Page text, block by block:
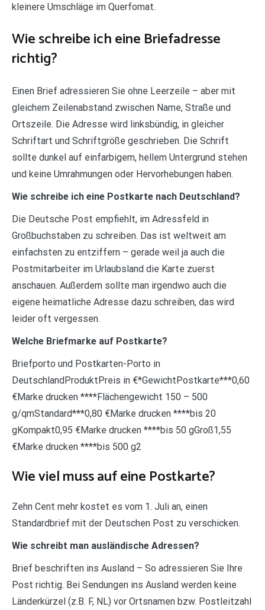
kleinere Umschläge im Querfomat.
Wie schreibe ich eine Briefadresse
richtig?
Einen Brief adressieren Sie ohne Leerzeile – aber mit
gleichem Zeilenabstand zwischen Name, Straße und
Ortszeile. Die Adresse wird linksbündig, in gleicher
Schriftart und Schriftgröße geschrieben. Die Schrift
sollte dunkel auf einfarbigem, hellem Untergrund stehen
und keine Umrahmungen oder Hervorhebungen haben.
Wie schreibe ich eine Postkarte nach Deutschland?
Die Deutsche Post empfiehlt, im Adressfeld in
Großbuchstaben zu schreiben. Das ist weltweit am
einfachsten zu entziffern – gerade weil ja auch die
Postmitarbeiter im Urlaubsland die Karte zuerst
anschauen. Außerdem sollte man irgendwo auch die
eigene heimatliche Adresse dazu schreiben, das wird
leider oft vergessen.
Welche Briefmarke auf Postkarte?
Briefporto und Postkarten-Porto in
DeutschlandProduktPreis in €*GewichtPostkarte***0,60
€Marke drucken ****Flächengewicht 150 – 500
g/qmStandard***0,80 €Marke drucken ****bis 20
gKompakt0,95 €Marke drucken ****bis 50 gGroß1,55
€Marke drucken ****bis 500 g2
Wie viel muss auf eine Postkarte?
Zehn Cent mehr kostet es vom 1. Juli an, einen
Standardbrief mit der Deutschen Post zu verschicken.
Wie schreibt man ausländische Adressen?
Brief beschriften ins Ausland – So adressieren Sie Ihre
Post richtig. Bei Sendungen ins Ausland werden keine
Länderkürzel (z.B. F, NL) vor Ortsnamen bzw. Postleitzahl